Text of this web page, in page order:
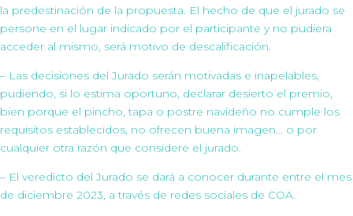
la predestinación de la propuesta. El hecho de que el jurado se
persone en el lugar indicado por el participante y no pudiera
acceder al mismo, será motivo de descalificación.
– Las decisiones del Jurado serán motivadas e inapelables,
pudiendo, si lo estima oportuno, declarar desierto el premio,
bien porque el pincho, tapa o postre navideño no cumple los
requisitos establecidos, no ofrecen buena imagen… o por
cualquier otra razón que considere el jurado.
– El veredicto del Jurado se dará a conocer durante entre el mes
de diciembre 2023, a través de redes sociales de COA.